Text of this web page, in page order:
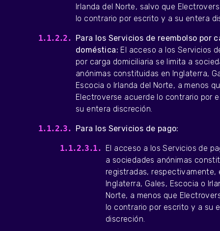
Irlanda del Norte, salvo que
lo contrario por escrito y a su entera
Para los Servicios de reembolso por
doméstica: El acceso a los Servicios
por carga domiciliaria se limita a
anónimas constituidas en Inglaterra,
Escocia o Irlanda del Norte, a menos
Electroverse acuerde lo contrario por
su entera discreción.
Para los Servicios de pago:
El acceso a los Servicios de
a sociedades anónimas
registradas, respectivamente,
Inglaterra, Gales, Escocia o
Norte, a menos que
lo contrario por escrito y a su
discreción.